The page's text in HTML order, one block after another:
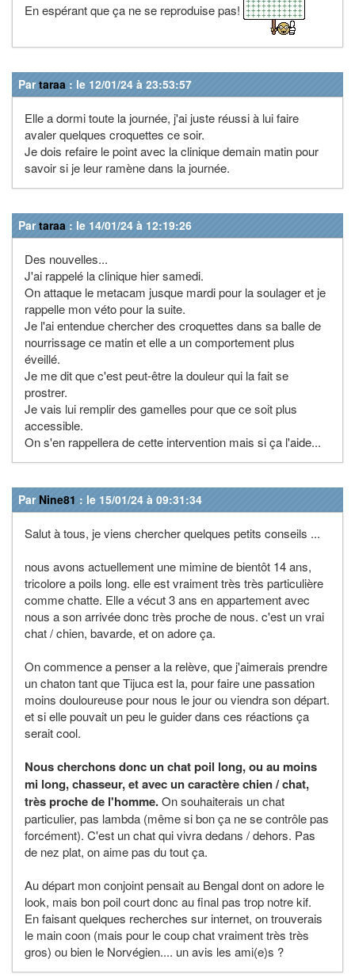
En espérant que ça ne se reproduise pas!
Partaraa : le 12/01/24 à 23:53:57
Elle a dormi toute la journée, j'ai juste réussi à lui faire
avaler quelques croquettes ce soir.
Je dois refaire le point avec la clinique demain matin pour
savoir si je leur ramène dans la journée.
Partaraa : le 14/01/24 à 12:19:26
Des nouvelles...
J'ai rappelé la clinique hier samedi.
On attaque le metacam jusque mardi pour la soulager et je
rappelle mon véto pour la suite.
Je l'ai entendue chercher des croquettes dans sa balle de
nourrissage ce matin et elle a un comportement plus
éveillé.
Je me dit que c'est peut-être la douleur qui la fait se
prostrer.
Je vais lui remplir des gamelles pour que ce soit plus
accessible.
On s'en rappellera de cette intervention mais si ça l'aide...
Par Nine81 : le 15/01/24 à 09:31:34
Salut à tous, je viens chercher quelques petits conseils ...
nous avons actuellement une mimine de bientôt 14 ans,
tricolore a poils long. elle est vraiment très très particulière
comme chatte. Elle a vécut 3 ans en appartement avec
nous a son arrivée donc très proche de nous. c'est un vrai
chat / chien, bavarde, et on adore ça.
On commence a penser a la relève, que j'aimerais prendre
un chaton tant que Tijuca est la, pour faire une passation
moins douloureuse pour nous le jour ou viendra son départ.
et si elle pouvait un peu le guider dans ces réactions ça
serait cool.
Nous cherchons donc un chat poil long, ou au moins
mi long, chasseur, et avec un caractère chien / chat,
très proche de l'homme.On souhaiterais un chat
particulier, pas lambda (même si bon ça ne se contrôle pas
forcément). C'est un chat qui vivra dedans / dehors. Pas
de nez plat, on aime pas du tout ça.
Au départ mon conjoint pensait au Bengal dont on adore le
look, mais bon poil court donc au final pas trop notre kif.
En faisant quelques recherches sur internet, on trouverais
le main coon (mais pour le coup chat vraiment très très
gros) ou bien le Norvégien.... un avis les ami(e)s ?